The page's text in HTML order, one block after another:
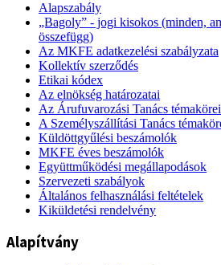
Alapszabály
„Bagoly” - jogi kisokos (minden,
összefügg)
Az MKFE adatkezelési szabályzata
Kollektív szerződés
Etikai kódex
Az elnökség határozatai
Az Árufuvarozási Tanács
A Személyszállítási Tanács
Küldöttgyűlési beszámolók
MKFE éves beszámolók
Együttműködési megállapodások
Szervezeti szabályok
Általános felhasználási feltételek
Kiküldetési rendelvény
Alapítvány